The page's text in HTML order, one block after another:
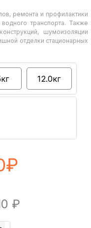
ремонта и профилактики
транспорта. Также
шумоизоляции
отделки стационарных
12.0кг
₽